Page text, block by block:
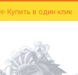
Купить в один клик